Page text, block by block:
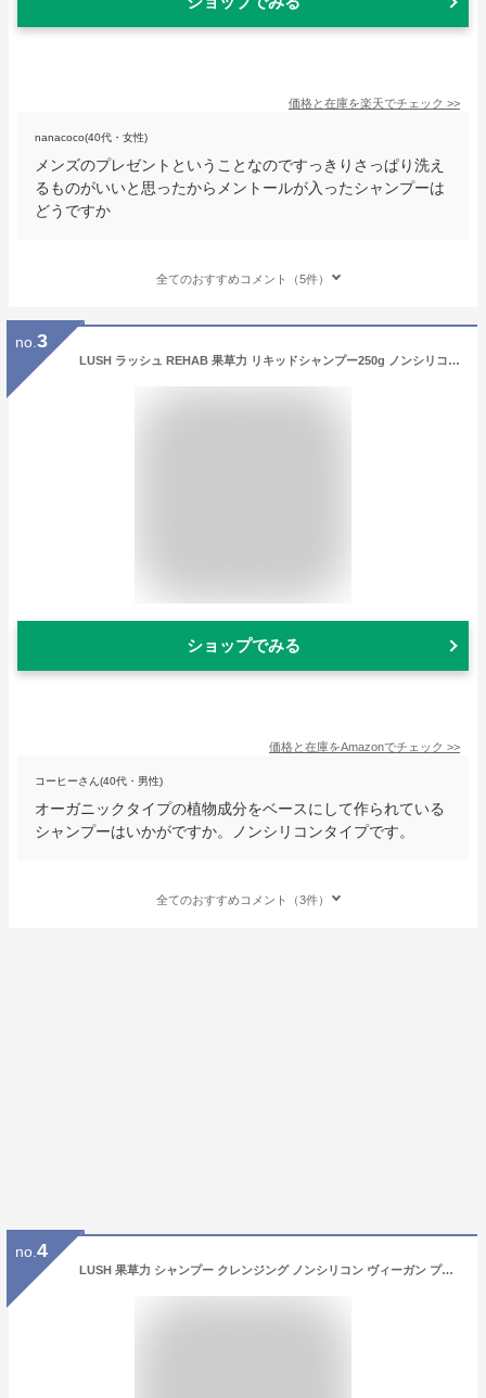
価格と在庫を楽天でチェック >>
nanacoco(40代・女性)
メンズのプレゼントということなのですっきりさっぱり洗え
るものがいいと思ったからメントールが入ったシャンプーは
どうですか
全てのおすすめコメント（5件）
no. 3
LUSH ラッシュ REHAB 果草力 リキッドシャンプー250g ノンシリコン 洗髪 オーガニック ダメージヘア
ショップでみる
価格と在庫をAmazonでチェック >>
コーヒーさん(40代・男性)
オーガニックタイプの植物成分をベースにして作られている
シャンプーはいかがですか。ノンシリコンタイプです。
全てのおすすめコメント（3件）
no. 4
LUSH 果草力 シャンプー クレンジング ノンシリコン ヴィーガン プレゼント向け ボタニカル 頭皮 酵素 清涼感 さっぱり ツヤ コシ 手作り コスメ ラッシュ 公式